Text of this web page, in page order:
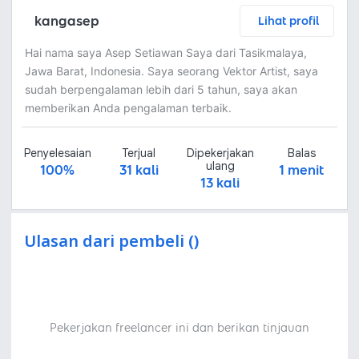
kangasep Lihat profil
Hai nama saya Asep Setiawan Saya dari Tasikmalaya,
Jawa Barat, Indonesia. Saya seorang Vektor Artist, saya
sudah berpengalaman lebih dari 5 tahun, saya akan
memberikan Anda pengalaman terbaik.
Penyelesaian
100%
Terjual
31 kali
Dipekerjakan
ulang
13 kali
Balas
1 menit
Ulasan dari pembeli ()
Pekerjakan freelancer ini dan berikan tinjauan